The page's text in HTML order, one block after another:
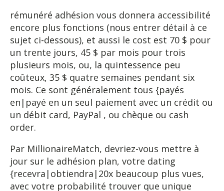
rémunéré adhésion vous donnera accessibilité
encore plus fonctions (nous entrer détail à ce
sujet ci-dessous), et aussi le cost est 70 $ pour
un trente jours, 45 $ par mois pour trois
plusieurs mois, ou, la quintessence peu
coûteux, 35 $ quatre semaines pendant six
mois. Ce sont généralement tous {payés
en|payé en un seul paiement avec un crédit ou
un débit card, PayPal , ou chèque ou cash
order.
Par MillionaireMatch, devriez-vous mettre à
jour sur le adhésion plan, votre dating
{recevra|obtiendra|20x beaucoup plus vues,
avec votre probabilité trouver que unique